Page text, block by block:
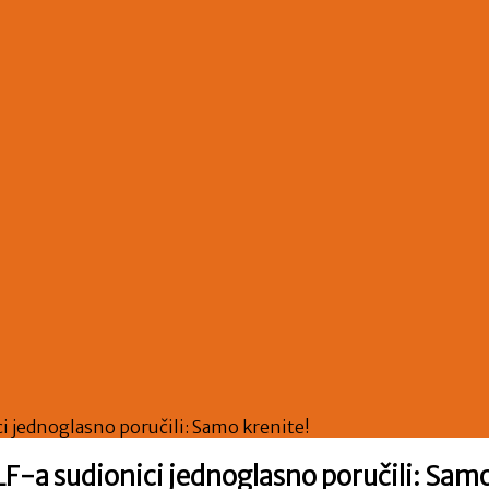
jednoglasno poručili: Samo krenite!
a sudionici jednoglasno poručili: